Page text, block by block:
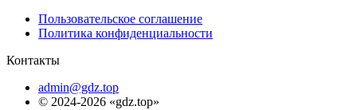
Пользовательское соглашение
Политика конфиденциальности
Контакты
admin@gdz.top
© 2024-2026 «gdz.top»